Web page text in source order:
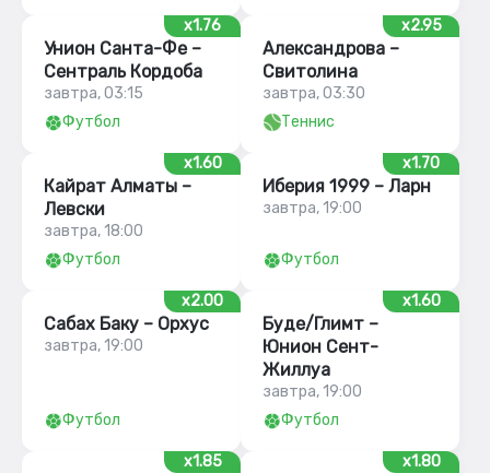
x1.76
Унион Санта-Фе –
Сентраль Кордоба
завтра, 03:15
Футбол
x2.95
Александрова –
Свитолина
завтра, 03:30
Теннис
x1.60
Кайрат Алматы –
Левски
завтра, 18:00
Футбол
x1.70
Иберия 1999 – Ларн
завтра, 19:00
Футбол
x2.00
Сабах Баку – Орхус
завтра, 19:00
Футбол
x1.60
Буде/Глимт –
Юнион Сент-
Жиллуа
завтра, 19:00
Футбол
x1.85 x1.80